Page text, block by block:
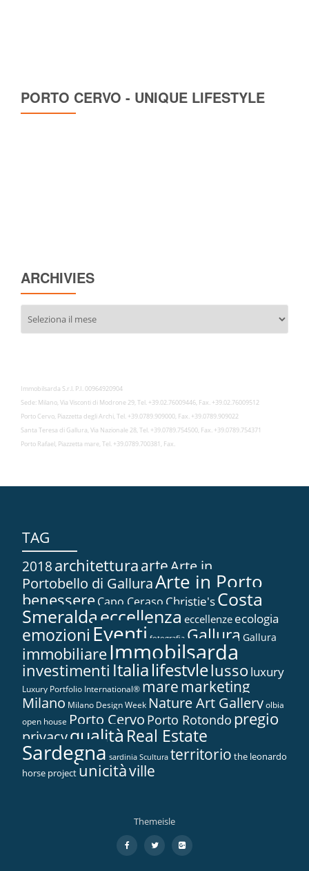
PORTO CERVO - UNIQUE LIFESTYLE
ARCHIVIES
Immobilsarda S.r.l. P.I. 00964920904
Sede: Milano, Via Visconti di Modrone 29, Tel. +39.02.76009446, Fax. +39.02.76009512
Porto Cervo, Piazzetta degli Archi, Tel. +39.0789.909000, Fax. +39.0789.909022
Santa Teresa di Gallura, Via Nazionale 28, Tel. +39.0789.754500, Fax. +39.0789.754371
Porto Rafael, Piazzetta mare, Tel. +39.0789.700381, Fax.
TAG
2018architetturaarteArte in...
Portobello di GalluraArte in Porto
benessereCapo Ceraso Christie'sCosta
Smeraldaeccellenza eccellenze ecologia
emozioni Eventi fotografia Gallura Gallura
immobiliareImmobilsarda
investimenti Italialifestylelusso luxury
Luxury Portfolio International® maremarketing
Milano Milano Design Week Nature Art Galleryolbia
open house Porto Cervo Porto Rotondo pregio
privacyqualità Real Estate
Sardegna sardinia Scultura territorio the leonardo
horse project unicitàville
Themeisle
fa-
facebook
fa-
twitter
fa-
google-